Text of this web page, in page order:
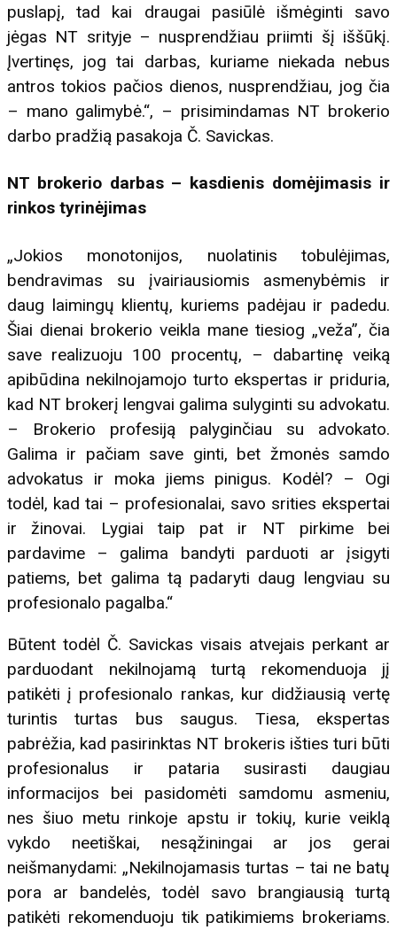
puslapį, tad kai draugai pasiūlė išmėginti savo
jėgas NT srityje – nusprendžiau priimti šį iššūkį.
Įvertinęs, jog tai darbas, kuriame niekada nebus
antros tokios pačios dienos, nusprendžiau, jog čia
– mano galimybė.“, – prisimindamas NT brokerio
darbo pradžią pasakoja Č. Savickas.
NT brokerio darbas – kasdienis domėjimasis ir
rinkos tyrinėjimas
„Jokios monotonijos, nuolatinis tobulėjimas,
bendravimas su įvairiausiomis asmenybėmis ir
daug laimingų klientų, kuriems padėjau ir padedu.
Šiai dienai brokerio veikla mane tiesiog „veža”, čia
save realizuoju 100 procentų, – dabartinę veiką
apibūdina nekilnojamojo turto ekspertas ir priduria,
kad NT brokerį lengvai galima sulyginti su advokatu.
– Brokerio profesiją palyginčiau su advokato.
Galima ir pačiam save ginti, bet žmonės samdo
advokatus ir moka jiems pinigus. Kodėl? – Ogi
todėl, kad tai – profesionalai, savo srities ekspertai
ir žinovai. Lygiai taip pat ir NT pirkime bei
pardavime – galima bandyti parduoti ar įsigyti
patiems, bet galima tą padaryti daug lengviau su
profesionalo pagalba.“
Būtent todėl Č. Savickas visais atvejais perkant ar
parduodant nekilnojamą turtą rekomenduoja jį
patikėti į profesionalo rankas, kur didžiausią vertę
turintis turtas bus saugus. Tiesa, ekspertas
pabrėžia, kad pasirinktas NT brokeris išties turi būti
profesionalus ir pataria susirasti daugiau
informacijos bei pasidomėti samdomu asmeniu,
nes šiuo metu rinkoje apstu ir tokių, kurie veiklą
vykdo neetiškai, nesąžiningai ar jos gerai
neišmanydami: „Nekilnojamasis turtas – tai ne batų
pora ar bandelės, todėl savo brangiausią turtą
patikėti rekomenduoju tik patikimiems brokeriams.